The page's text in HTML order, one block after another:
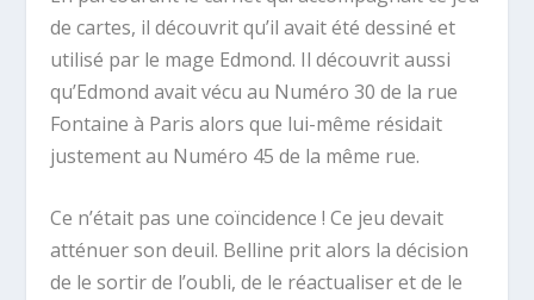
de cartes, il découvrit qu’il avait été dessiné et
utilisé par le mage Edmond. Il découvrit aussi
qu’Edmond avait vécu au Numéro 30 de la rue
Fontaine à Paris alors que lui-même résidait
justement au Numéro 45 de la même rue.
Ce n’était pas une coïncidence ! Ce jeu devait
atténuer son deuil. Belline prit alors la décision
de le sortir de l’oubli, de le réactualiser et de le